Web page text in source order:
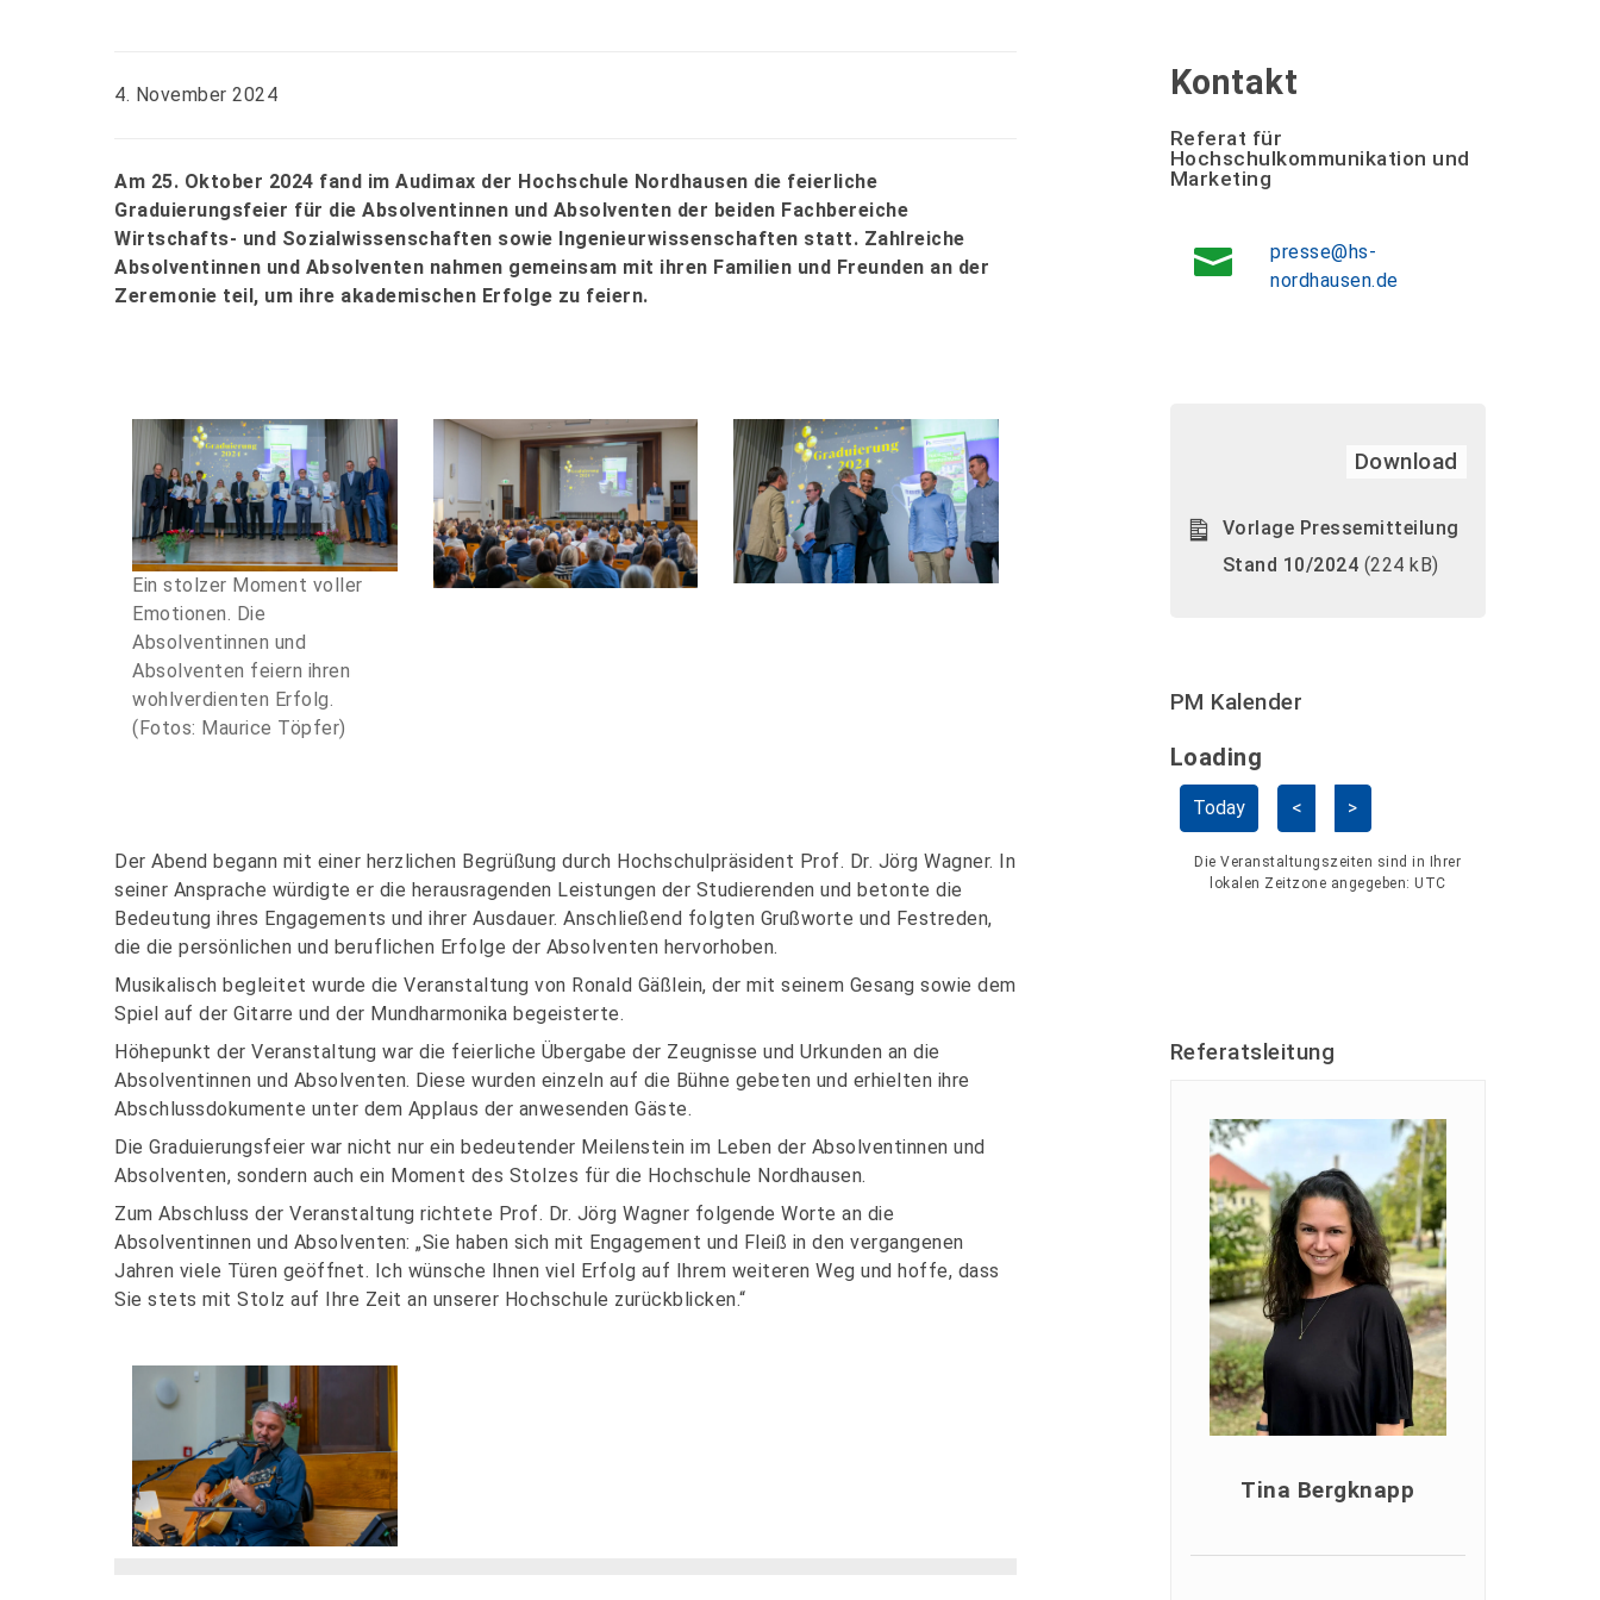
4. November 2024
Am 25. Oktober 2024 fand im Audimax der Hochschule Nordhausen die feierliche
Graduierungsfeier für die Absolventinnen und Absolventen der beiden Fachbereiche
Wirtschafts- und Sozialwissenschaften sowie Ingenieurwissenschaften statt. Zahlreiche
Absolventinnen und Absolventen nahmen gemeinsam mit ihren Familien und Freunden an der
Zeremonie teil, um ihre akademischen Erfolge zu feiern.
Ein stolzer Moment voller
Emotionen. Die
Absolventinnen und
Absolventen feiern ihren
wohlverdienten Erfolg.
(Fotos: Maurice Töpfer)
Der Abend begann mit einer herzlichen Begrüßung durch Hochschulpräsident Prof. Dr. Jörg Wagner. In
seiner Ansprache würdigte er die herausragenden Leistungen der Studierenden und betonte die
Bedeutung ihres Engagements und ihrer Ausdauer. Anschließend folgten Grußworte und Festreden,
die die persönlichen und beruflichen Erfolge der Absolventen hervorhoben.
Musikalisch begleitet wurde die Veranstaltung von Ronald Gäßlein, der mit seinem Gesang sowie dem
Spiel auf der Gitarre und der Mundharmonika begeisterte.
Höhepunkt der Veranstaltung war die feierliche Übergabe der Zeugnisse und Urkunden an die
Absolventinnen und Absolventen. Diese wurden einzeln auf die Bühne gebeten und erhielten ihre
Abschlussdokumente unter dem Applaus der anwesenden Gäste.
Die Graduierungsfeier war nicht nur ein bedeutender Meilenstein im Leben der Absolventinnen und
Absolventen, sondern auch ein Moment des Stolzes für die Hochschule Nordhausen.
Zum Abschluss der Veranstaltung richtete Prof. Dr. Jörg Wagner folgende Worte an die
Absolventinnen und Absolventen: „Sie haben sich mit Engagement und Fleiß in den vergangenen
Jahren viele Türen geöffnet. Ich wünsche Ihnen viel Erfolg auf Ihrem weiteren Weg und hoffe, dass
Sie stets mit Stolz auf Ihre Zeit an unserer Hochschule zurückblicken.“
Kontakt
Referat für
Hochschulkommunikation und
Marketing
presse@hs-
nordhausen.de
Download
Vorlage Pressemitteilung
Stand 10/2024 (224 kB)
PM Kalender
Kalender überspringen
Loading - current view is
Loading
Today < >
Die Veranstaltungszeiten sind in Ihrer
lokalen Zeitzone angegeben: UTC
Referatsleitung
Tina Bergknapp